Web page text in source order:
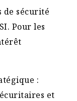
de sécurité
Pour les
:
et